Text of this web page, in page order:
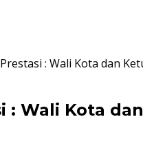
: Wali Kota dan
: Wali Kota